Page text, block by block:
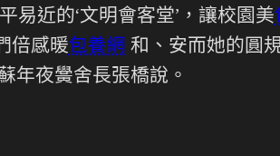
易近的‘文明會客堂’，讓校園美
倍感暖包養網 和、安而她的圓
年夜黌舍長張橋說。